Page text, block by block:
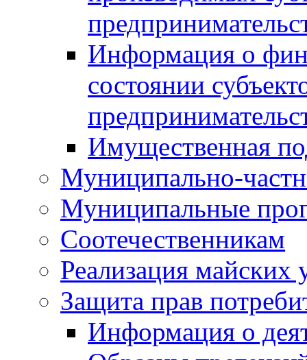
Информация о
состоянии
Имущественная
Муниципально-
Муниципальные
Соотечественникам
Реализация майских
Защита прав
Информация о